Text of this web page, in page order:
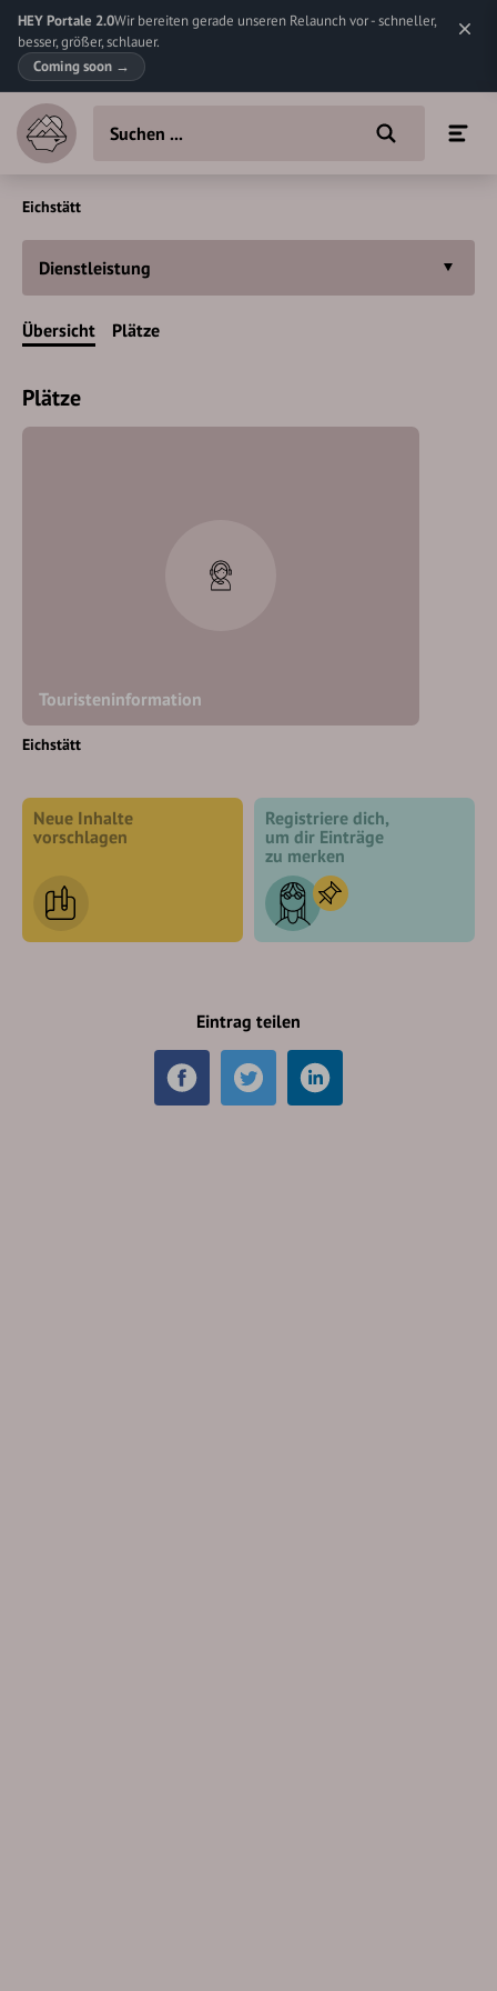
HEY Portale 2.0Wir bereiten gerade unseren Relaunch vor - schneller,
besser, größer, schlauer.
Coming soon →
Eichstätt
Dienstleistung
Übersicht Plätze
Plätze
Touristeninformation
Eichstätt
Neue Inhalte
vorschlagen
Registriere dich,
um dir Einträge
zu merken
Eintrag teilen